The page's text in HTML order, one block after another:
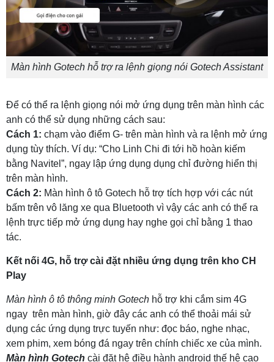
Màn hình Gotech hỗ trợ ra lệnh giọng nói Gotech Assistant
Để có thể ra lệnh giọng nói mở ứng dụng trên màn hình các
anh có thể sử dụng những cách sau:
Cách 1: chạm vào điểm G- trên màn hình và ra lệnh mở ứng
dụng tùy thích. Ví dụ: “Cho Linh Chi đi tới hồ hoàn kiếm
bằng Navitel”, ngay lập ứng dụng dụng chỉ đường hiển thị
trên màn hình.
Cách 2: Màn hình ô tô Gotech hỗ trợ tích hợp với các nút
bấm trên vô lăng xe qua Bluetooth vì vậy các anh có thể ra
lệnh trực tiếp mở ứng dụng hay nghe gọi chỉ bằng 1 thao
tác.
Kết nối 4G, hỗ trợ cài đặt nhiều ứng dụng trên kho CH
Play
Màn hình ô tô thông minh Gotech hỗ trợ khi cắm sim 4G
ngay trên màn hình, giờ đây các anh có thể thoải mái sử
dụng các ứng dụng trực tuyến như: đọc báo, nghe nhạc,
xem phim, xem bóng đá ngay trên chính chiếc xe của mình.
Màn hình Gotech cài đặt hệ điều hành android thế hệ cao